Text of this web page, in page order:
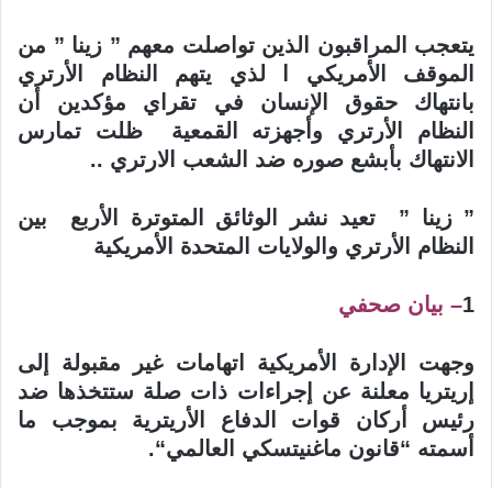
يتعجب المراقبون الذين تواصلت معهم ” زينا ” من
الموقف الأمريكي ا لذي يتهم النظام الأرتري
بانتهاك حقوق الإنسان في تقراي مؤكدين أن
النظام الأرتري وأجهزته القمعية ظلت تمارس
الانتهاك بأبشع صوره ضد الشعب الارتري ..
” زينا ” تعيد نشر الوثائق المتوترة الأربع بين
النظام الأرتري والولايات المتحدة الأمريكية
1– بيان صحفي
وجهت الإدارة الأمريكية اتهامات غير مقبولة إلى
إريتريا معلنة عن إجراءات ذات صلة ستتخذها ضد
رئيس أركان قوات الدفاع الأريترية بموجب ما
أسمته “قانون ماغنيتسكي العالمي“.